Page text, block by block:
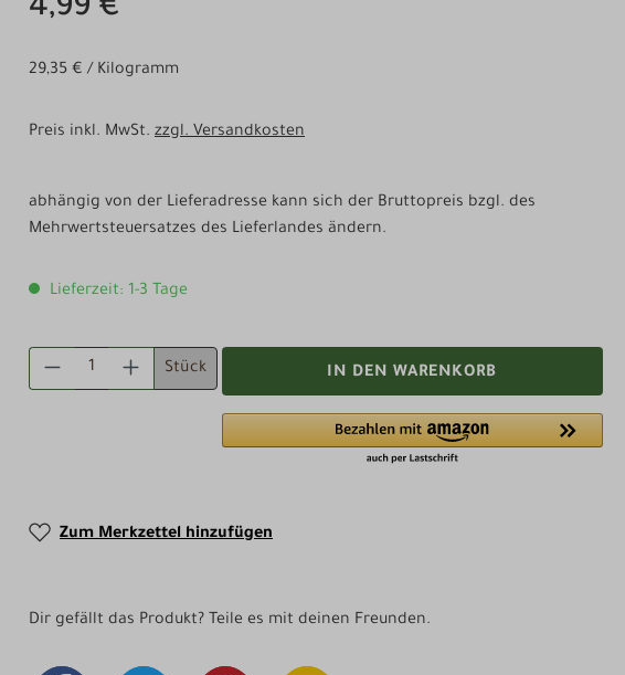
4,99 €
29,35 € / Kilogramm
Preis inkl. MwSt. zzgl. Versandkosten
abhängig von der Lieferadresse kann sich der Bruttopreis bzgl. des
Mehrwertsteuersatzes des Lieferlandes ändern.
Lieferzeit: 1-3 Tage
PRODUKT ANZAHL: GIB DEN GEWÜNSCHTEN WERT
Stück IN DEN WARENKORB
Zum Merkzettel hinzufügen
Dir gefällt das Produkt? Teile es mit deinen Freunden.